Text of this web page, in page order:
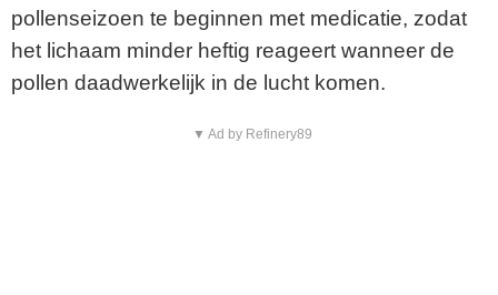
pollenseizoen te beginnen met medicatie, zodat
het lichaam minder heftig reageert wanneer de
pollen daadwerkelijk in de lucht komen.
▼ Ad by Refinery89